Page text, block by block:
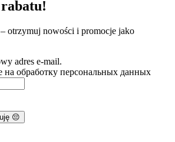
– otrzymuj nowości i promocje jako
adres e-mail.
на обработку персональных данных
😔